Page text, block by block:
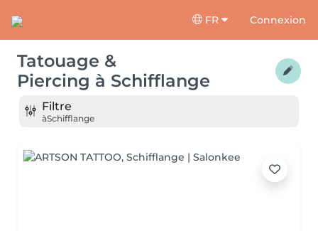
FR Connexion
Tatouage &
Piercing à Schifflange
Filtre
àSchifflange